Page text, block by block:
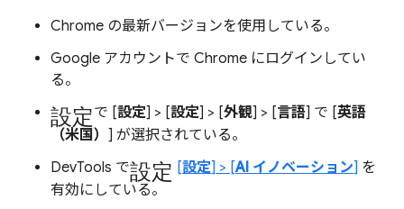
Chrome の最新バージョンを使用している。
Google アカウントで Chrome にログインしてい
る。
設定で [設定] > [設定] > [外観] > [言語] で [英語
（米国） ] が選択されている。
DevTools で設定 [設定] > [AI イノベーション] を
有効にしている。